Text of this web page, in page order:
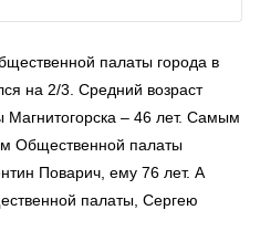
палаты города в
на 2/3. Средний возраст
– 46 лет. Самым
Общественной палаты
Поварич, ему 76 лет. А
палаты, Сергею